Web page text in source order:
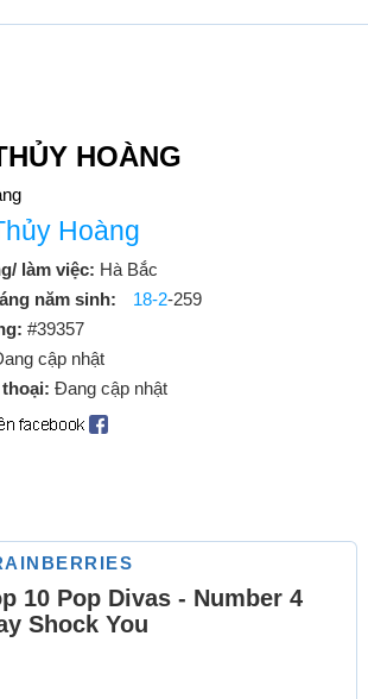
HOÀNG
Hoàng
làm việc: Hà Bắc
năm sinh:
18-2-259
#39357
cập nhật
Đang cập nhật